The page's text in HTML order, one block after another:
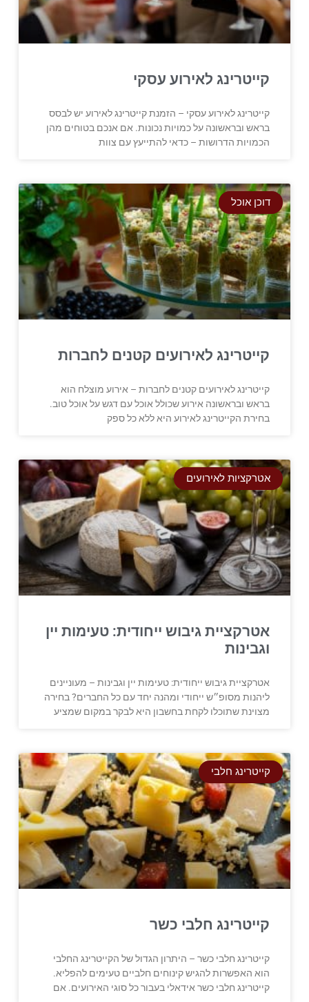
קייטרינג לאירוע עסקי
קייטרינג לאירוע עסקי – הזמנת קייטרינג לאירוע יש לבסס
בראש ובראשונה על כמויות נכונות. אם אנכם בטוחים מהן
הכמויות הדרושות – כדאי להתייעץ עם צוות
דוכן אוכל
קייטרינג לאירועים קטנים לחברות
קייטרינג לאירועים קטנים לחברות – אירוע מוצלח הוא
בראש ובראשונה אירוע שכולל אוכל עם דגש על אוכל טוב.
בחירת הקייטרינג לאירוע היא ללא כל ספק
אטרקציות לאירועים
אטרקציית גיבוש ייחודית: טעימות יין
וגבינות
אטרקציית גיבוש ייחודית: טעימות יין וגבינות – מעוניינים
ליהנות מסופ״ש ייחודי ומהנה יחד עם כל החברים? בחירה
מצוינת שתוכלו לקחת בחשבון היא לבקר במקום שמציע
קייטרינג חלבי
קייטרינג חלבי כשר
קייטרינג חלבי כשר – היתרון הגדול של הקייטרינג החלבי
הוא האפשרות להגיש קינוחים חלביים טעימים להפליא.
קייטרינג חלבי כשר אידאלי בעבור כל סוגי האירועים. אם